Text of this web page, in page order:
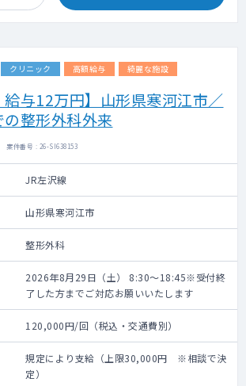
クリニック 高額給与 綺麗な施設
給与12万円】山形県寒河江市／
整形外科外来
案件番号 : 26-SI638153
JR左沢線
山形県寒河江市
整形外科
2026年8月29日（土） 8:30～18:45※受付終
了した方までご対応お願いいたします
120,000円/回（税込・交通費別）
規定により支給（上限30,000円 ※相談で決
定）